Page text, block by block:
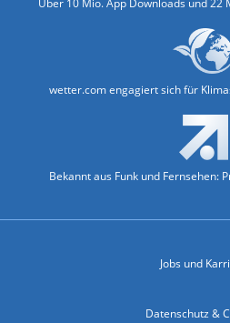
Über 10 Mio. App Downloads und
wetter.com engagiert sich für
Bekannt aus Funk und Fernsehen:
Jobs und
Datenschutz &